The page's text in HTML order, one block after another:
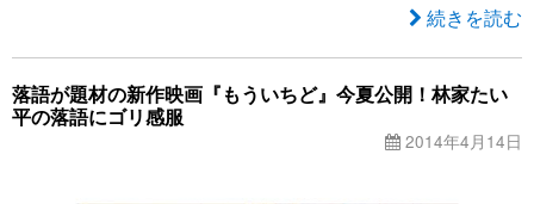
続きを読む
落語が題材の新作映画『もういちど』今夏公開！林家たい
平の落語にゴリ感服
2014年4月14日